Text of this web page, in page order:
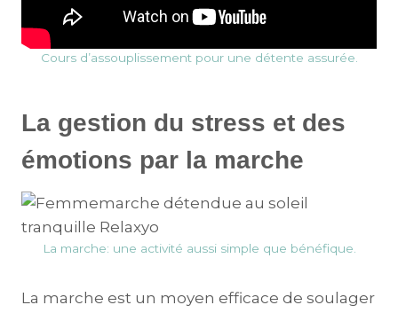
Cours d’assouplissement pour une détente assurée.
La gestion du stress et des
émotions par la marche
La marche: une activité aussi simple que bénéfique.
La marche est un moyen efficace de soulager